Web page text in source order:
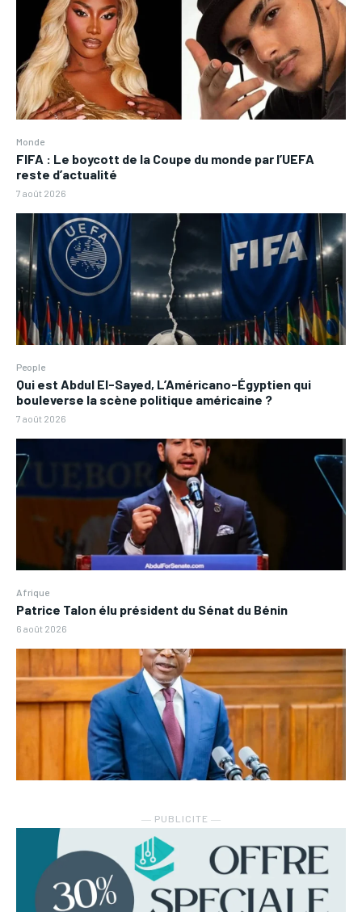
Monde
FIFA : Le boycott de la Coupe du monde par l’UEFA
reste d’actualité
7 août 2026
People
Qui est Abdul El-Sayed, L’Américano-Égyptien qui
bouleverse la scène politique américaine ?
7 août 2026
Afrique
Patrice Talon élu président du Sénat du Bénin
6 août 2026
― PUBLICITE ―